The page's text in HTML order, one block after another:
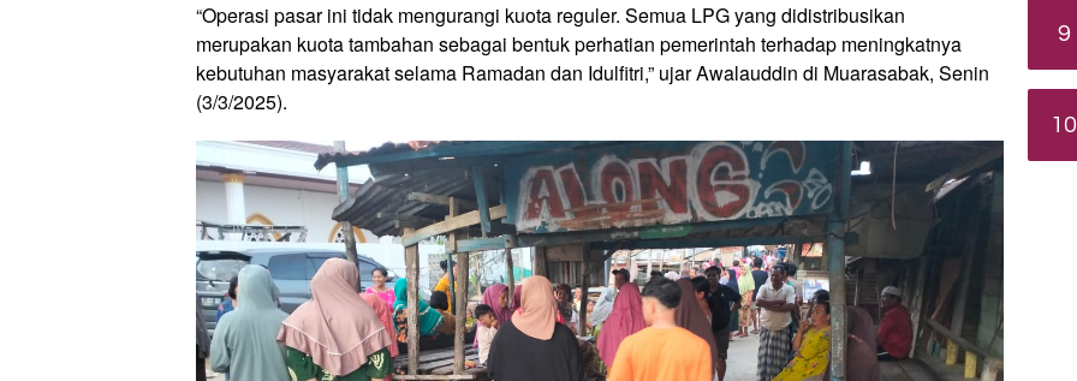
“Operasi pasar ini tidak mengurangi kuota reguler. Semua LPG yang didistribusikan
merupakan kuota tambahan sebagai bentuk perhatian pemerintah terhadap meningkatnya
kebutuhan masyarakat selama Ramadan dan Idulfitri,” ujar Awalauddin di Muarasabak, Senin
(3/3/2025).
9
10